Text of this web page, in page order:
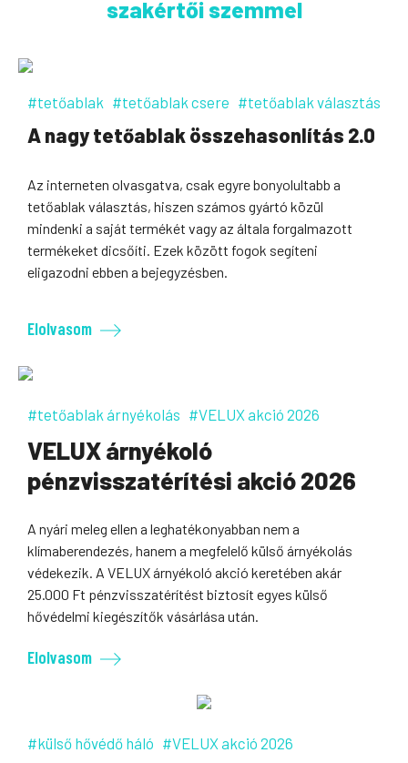
szakértői szemmel
#tetőablak #tetőablak csere #tetőablak választás
A nagy tetőablak összehasonlítás 2.0
Az interneten olvasgatva, csak egyre bonyolultabb a
tetőablak választás, hiszen számos gyártó közül
mindenki a saját termékét vagy az általa forgalmazott
termékeket dicsőíti. Ezek között fogok segíteni
eligazodni ebben a bejegyzésben.
Elolvasom
#tetőablak árnyékolás #VELUX akció 2026
VELUX árnyékoló
pénzvisszatérítési akció 2026
A nyári meleg ellen a leghatékonyabban nem a
klímaberendezés, hanem a megfelelő külső árnyékolás
védekezik. A VELUX árnyékoló akció keretében akár
25.000 Ft pénzvisszatérítést biztosít egyes külső
hővédelmi kiegészítők vásárlása után.
Elolvasom
#külső hővédő háló #VELUX akció 2026